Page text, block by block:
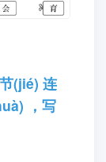
(jié) 连
，写